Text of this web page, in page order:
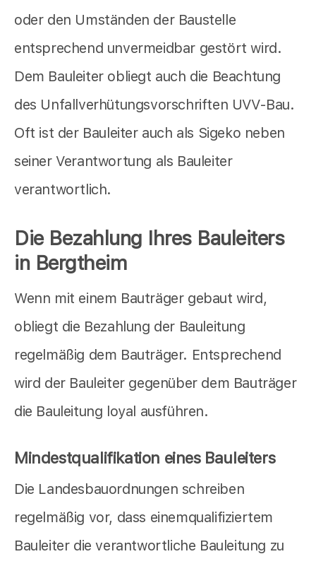
oder den Umständen der Baustelle
entsprechend unvermeidbar gestört wird.
Dem Bauleiter obliegt auch die Beachtung
des Unfallverhütungsvorschriften UVV-Bau.
Oft ist der Bauleiter auch als Sigeko neben
seiner Verantwortung als Bauleiter
verantwortlich.
Die Bezahlung Ihres Bauleiters
in Bergtheim
Wenn mit einem Bauträger gebaut wird,
obliegt die Bezahlung der Bauleitung
regelmäßig dem Bauträger. Entsprechend
wird der Bauleiter gegenüber dem Bauträger
die Bauleitung loyal ausführen.
Mindestqualifikation eines Bauleiters
Die Landesbauordnungen schreiben
regelmäßig vor, dass einemqualifiziertem
Bauleiter die verantwortliche Bauleitung zu